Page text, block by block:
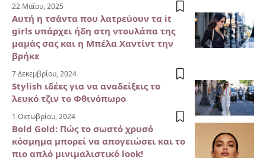
22 Μαΐου, 2025
Αυτή η τσάντα που λατρεύουν τα it
girls υπάρχει ήδη στη ντουλάπα της
μαμάς σας και η Μπέλα Χαντίντ την
βρήκε
7 Δεκεμβρίου, 2024
Stylish ιδέες για να αναδείξεις το
λευκό τζιν το Φθινόπωρο
1 Οκτωβρίου, 2024
Bold Gold: Πώς το σωστό χρυσό
κόσμημα μπορεί να απογειώσει και το
πιο απλό μινιμαλιστικό look!